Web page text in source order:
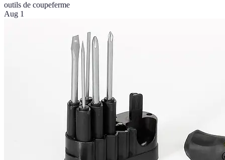
outils de coupeferme
Aug 1